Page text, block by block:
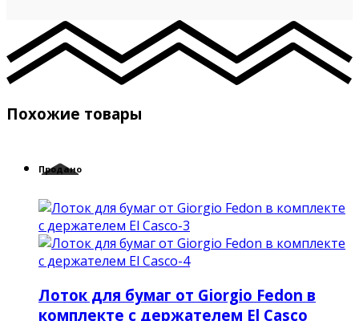
Похожие товары
Продано
Лоток для бумаг от Giorgio Fedon в
комплекте с держателем El Casco